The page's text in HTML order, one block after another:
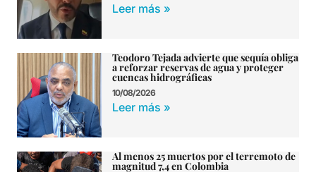
Leer más »
Teodoro Tejada advierte que sequía obliga
a reforzar reservas de agua y proteger
cuencas hidrográficas
10/08/2026
Leer más »
Al menos 25 muertos por el terremoto de
magnitud 7,4 en Colombia